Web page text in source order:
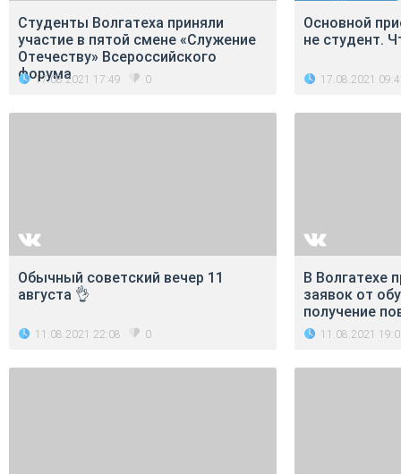
Студенты Волгатеха приняли
участие в пятой смене «Служение
Отечеству» Всероссийского
форума
17.08.2021 17:49 0
Основной
не студент.
17.08.2021
Обычный советский вечер 11
августа 👌
11.08.2021 22:08 0
В Волгатехе
заявок от
получение
11.08.2021